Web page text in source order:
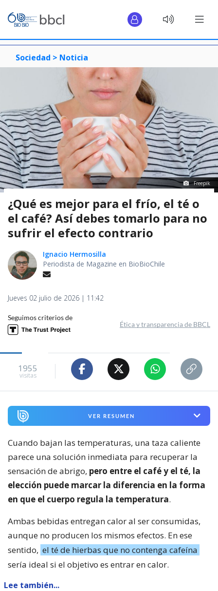
Sociedad > Noticia
Freepik
¿Qué es mejor para el frío, el té o
el café? Así debes tomarlo para no
sufrir el efecto contrario
Ignacio Hermosilla
Periodista de Magazine en BioBioChile
Jueves 02 julio de 2026 | 11:42
Seguimos criterios de
Ética y transparencia de BBCL
1955
visitas
VER RESUMEN
Cuando bajan las temperaturas, una taza caliente
parece una solución inmediata para recuperar la
sensación de abrigo, pero entre el café y el té, la
elección puede marcar la diferencia en la forma
en que el cuerpo regula la temperatura.
Ambas bebidas entregan calor al ser consumidas,
aunque no producen los mismos efectos. En ese
sentido, el té de hierbas que no contenga cafeína
sería ideal si el objetivo es entrar en calor.
Lee también...